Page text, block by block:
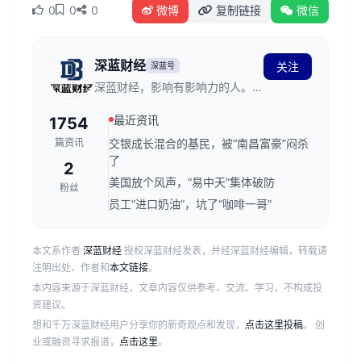
0 0 0 微博 复制链接 微信
深蓝财经 深蓝号
深蓝财经，影响有影响力的人。创
者社区，关注资本市场、公司价
值、财经传媒行业，是国内领先的
财经新媒体。
关注
1754
篇资讯
2
粉丝
最近资讯
交银成长混合的基民，被“南昌富豪”闷杀
了
美国放个风声，“易中天”集体破防
员工“进口奶油”，坑了“咖啡一哥”
本文系作者 深蓝财经 授权深蓝财经发表，并经深蓝财经编辑，转载请
注明出处、作者和本文链接。
本内容来源于深蓝财经，文章内容仅供参考、交流、学习，不构成投
资建议。
想和千万深蓝财经用户分享你的新奇观点和发现， 点击这里投稿。 创
业或融资寻求报道， 点击这里。